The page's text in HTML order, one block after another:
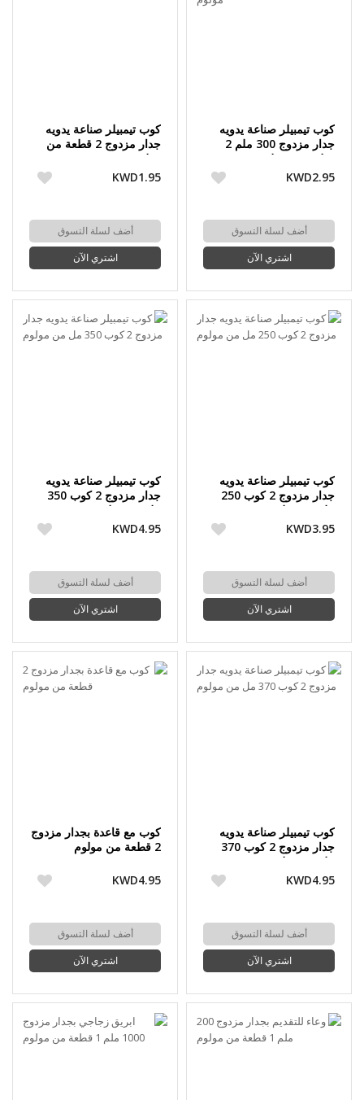
كوب تيمبيلر صناعة يدويه
جدار مزدوج 300 ملم 2
قطعة من مولوم
KWD2.95
أضف لسلة التسوق
اشتري الآن
كوب تيمبيلر صناعة يدويه
جدار مزدوج 2 قطعة من
مولوم
KWD1.95
أضف لسلة التسوق
اشتري الآن
كوب تيمبيلر صناعة يدويه
جدار مزدوج 2 كوب 250
مل من مولوم
KWD3.95
أضف لسلة التسوق
اشتري الآن
كوب تيمبيلر صناعة يدويه
جدار مزدوج 2 كوب 350
مل من مولوم
KWD4.95
أضف لسلة التسوق
اشتري الآن
كوب تيمبيلر صناعة يدويه
جدار مزدوج 2 كوب 370
مل من مولوم
KWD4.95
أضف لسلة التسوق
اشتري الآن
كوب مع قاعدة بجدار مزدوج
2 قطعة من مولوم
KWD4.95
أضف لسلة التسوق
اشتري الآن